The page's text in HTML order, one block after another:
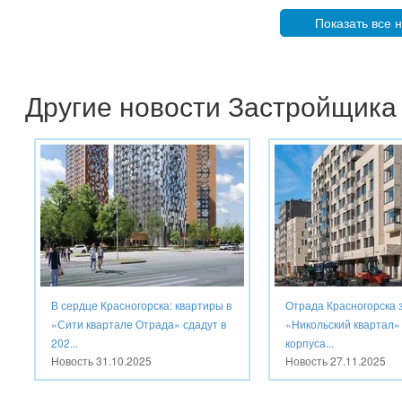
Показать все
Другие новости Застройщика
В сердце Красногорска: квартиры в
«Сити квартале Отрада» сдадут в
202...
Новость31.10.2025
Отрада Красногорска
«Никольский
корпуса...
Новость27.11.2025